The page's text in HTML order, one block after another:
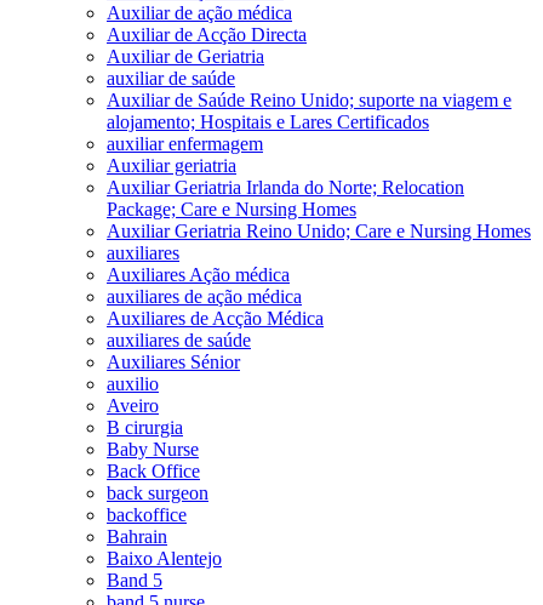
Auxiliar de ação médica
Auxiliar de Acção Directa
Auxiliar de Geriatria
auxiliar de saúde
Auxiliar de Saúde Reino Unido; suporte na viagem e
alojamento; Hospitais e Lares Certificados
auxiliar enfermagem
Auxiliar geriatria
Auxiliar Geriatria Irlanda do Norte; Relocation
Package; Care e Nursing Homes
Auxiliar Geriatria Reino Unido; Care e Nursing Homes
auxiliares
Auxiliares Ação médica
auxiliares de ação médica
Auxiliares de Acção Médica
auxiliares de saúde
Auxiliares Sénior
auxilio
Aveiro
B cirurgia
Baby Nurse
Back Office
back surgeon
backoffice
Bahrain
Baixo Alentejo
Band 5